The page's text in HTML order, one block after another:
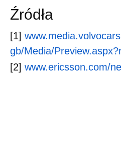
Źródła
[1]
gb/Media/
[2] www.ericsson.com/